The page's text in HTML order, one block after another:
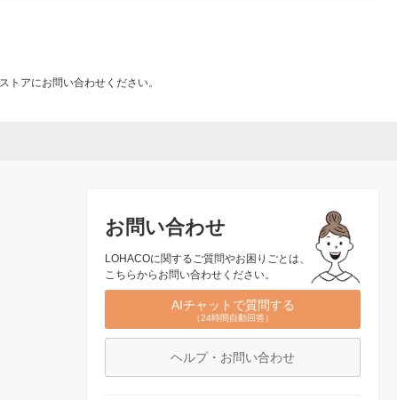
アにお問い合わせください。
お問い合わせ
LOHACOに関するご質問やお困りごとは、
こちらからお問い合わせください。
AIチャットで質問する
（24時間自動回答）
ヘルプ・お問い合わせ